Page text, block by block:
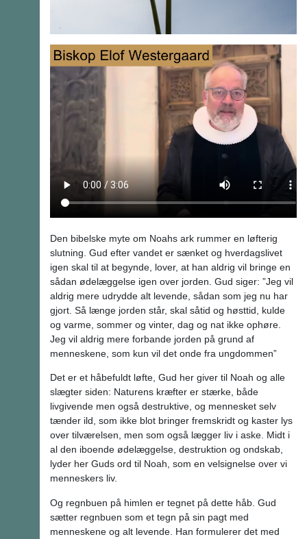
Den bibelske myte om Noahs ark rummer en løfterig
slutning. Gud efter vandet er sænket og hverdagslivet
igen skal til at begynde, lover, at han aldrig vil bringe en
sådan ødelæggelse igen over jorden. Gud siger: ”Jeg vil
aldrig mere udrydde alt levende, sådan som jeg nu har
gjort. Så længe jorden står, skal såtid og høsttid, kulde
og varme, sommer og vinter, dag og nat ikke ophøre.
Jeg vil aldrig mere forbande jorden på grund af
menneskene, som kun vil det onde fra ungdommen”
Det er et håbefuldt løfte, Gud her giver til Noah og alle
slægter siden: Naturens kræfter er stærke, både
livgivende men også destruktive, og mennesket selv
tænder ild, som ikke blot bringer fremskridt og kaster lys
over tilværelsen, men som også lægger liv i aske. Midt i
al den iboende ødelæggelse, destruktion og ondskab,
lyder her Guds ord til Noah, som en velsignelse over vi
menneskers liv.
Og regnbuen på himlen er tegnet på dette håb. Gud
sætter regnbuen som et tegn på sin pagt med
menneskene og alt levende. Han formulerer det med